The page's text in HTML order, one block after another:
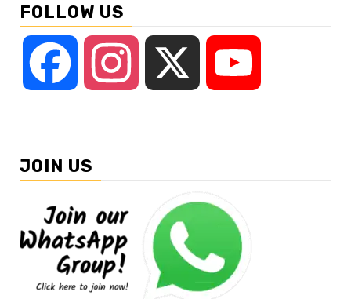
FOLLOW US
Facebook Instagram
JOIN US